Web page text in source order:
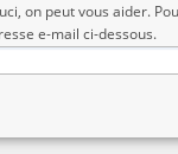
on peut vous aider.
e-mail ci-dessous.